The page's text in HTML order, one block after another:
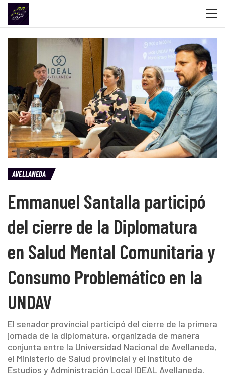
AVELLANEDA
Emmanuel Santalla participó
del cierre de la Diplomatura
en Salud Mental Comunitaria y
Consumo Problemático en la
UNDAV
El senador provincial participó del cierre de la primera
jornada de la diplomatura, organizada de manera
conjunta entre la Universidad Nacional de Avellaneda,
el Ministerio de Salud provincial y el Instituto de
Estudios y Administración Local IDEAL Avellaneda.